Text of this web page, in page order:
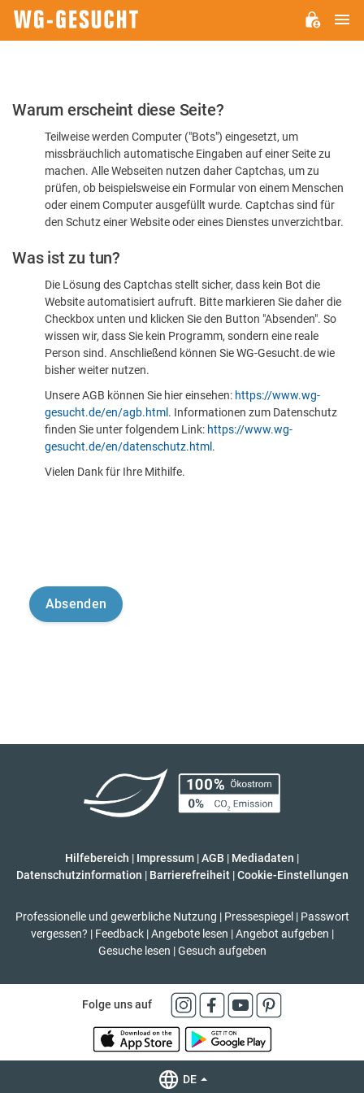
Bitte
dass
sind
Warum erscheint diese Seite?
Teilweise werden Computer ("Bots") eingesetzt, um
missbräuchlich automatische Eingaben auf einer Seite zu
machen. Alle Webseiten nutzen daher Captchas, um zu
prüfen, ob beispielsweise ein Formular von einem Menschen
oder einem Computer ausgefüllt wurde. Captchas sind für
den Schutz einer Website oder eines Dienstes unverzichtbar.
Was ist zu tun?
Die Lösung des Captchas stellt sicher, dass kein Bot die
Website automatisiert aufruft. Bitte markieren Sie daher die
Checkbox unten und klicken Sie den Button "Absenden". So
wissen wir, dass Sie kein Programm, sondern eine reale
Person sind. Anschließend können Sie WG-Gesucht.de wie
bisher weiter nutzen.
Unsere AGB können Sie hier einsehen: https://www.wg-
gesucht.de/en/agb.html . Informationen zum Datenschutz
finden Sie unter folgendem Link: https://www.wg-
gesucht.de/en/datenschutz.html .
Vielen Dank für Ihre Mithilfe.
Hilfebereich | Impressum |AGB | Mediadaten |
Datenschutzinformation | Barrierefreiheit | Cookie-Einstellungen
Professionelle und gewerbliche Nutzung | Pressespiegel | Passwort
vergessen? | Feedback | Angebote lesen | Angebot aufgeben |
Gesuche lesen | Gesuch aufgeben
Folge uns auf
DE